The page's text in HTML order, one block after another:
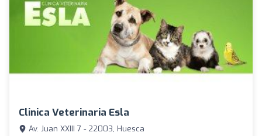
Clinica Veterinaria Esla
Av. Juan XXIII 7 - 22003, Huesca